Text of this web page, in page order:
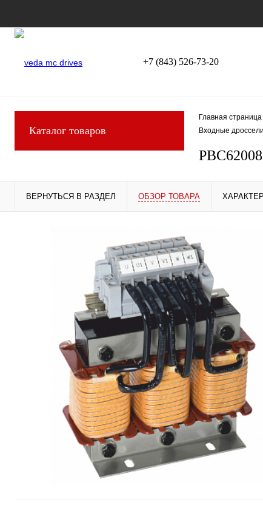
+7 (843) 526-73-20
Каталог товаров
Главная страница
Входные
ВЕРНУТЬСЯ В РАЗДЕЛ ОБЗОР ТОВАРА